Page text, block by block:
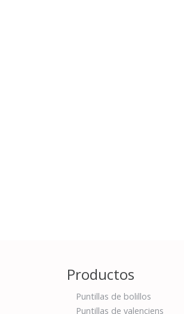
Productos
Puntillas de bolillos
Puntillas de valenciens